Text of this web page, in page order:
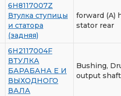
6H8117007Z
Втулка ступицы
и статора
(задняя)
forward (A)
stator rear
6H2117004F
ВТУЛКА
БАРАБАНА E И
ВЫХОДНОГО
ВАЛА
Bushing,
output shaft